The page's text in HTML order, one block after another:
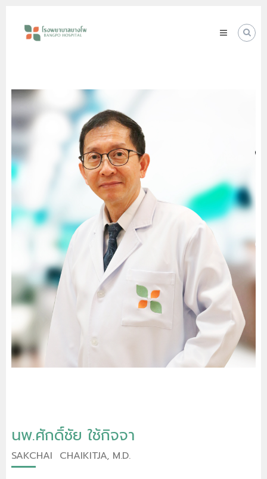
contentพยาบาล
Good
Health
นพ.ศักดิ์ชัย ใช้กิจจา
SAKCHAI CHAIKITJA, M.D.